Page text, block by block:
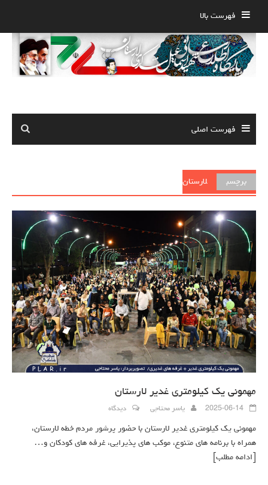
content
فهرست بالا
فهرست اصلی
برچسب لارستان
مهمونی یک کیلومتری غدیر لارستان
2025-06-14 یاسر محتاجی دیدگاه
مهمونی یک کیلومتری غدیر لارستان با حضور پرشور مردم خطه لارستان،
همراه با برنامه های متنوع، موکب های پذیرایی، غرفه های کودکان و…
[ادامه مطلب]